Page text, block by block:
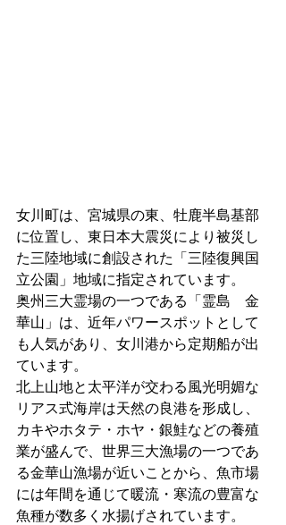
女川町は、宮城県の東、牡鹿半島基部
に位置し、東日本大震災により被災し
た三陸地域に創設された「三陸復興国
立公園」地域に指定されています。
奥州三大霊場の一つである「霊島　金
華山」は、近年パワースポットとして
も人気があり、女川港から定期船が出
ています。
北上山地と太平洋が交わる風光明媚な
リアス式海岸は天然の良港を形成し、
カキやホタテ・ホヤ・銀鮭などの養殖
業が盛んで、世界三大漁場の一つであ
る金華山漁場が近いことから、魚市場
には年間を通じて暖流・寒流の豊富な
魚種が数多く水揚げされています。